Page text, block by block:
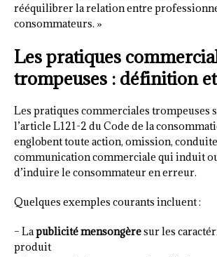
rééquilibrer la relation entre
consommateurs. »
Les pratiques
trompeuses : définition
Les pratiques commerciales trompeuses
l’article L121-2 du Code de la
englobent toute action, omission,
communication commerciale qui induit
d’induire le consommateur en erreur.
Quelques exemples courants incluent :
– Lapublicité mensongèresur les
produit